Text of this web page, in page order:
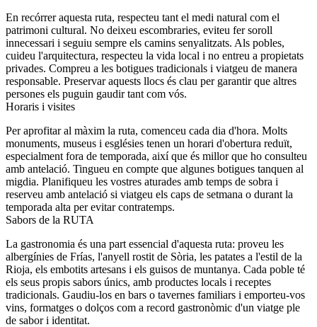
En recórrer aquesta ruta, respecteu tant el medi natural com el
patrimoni cultural. No deixeu escombraries, eviteu fer soroll
innecessari i seguiu sempre els camins senyalitzats. Als pobles,
cuideu l'arquitectura, respecteu la vida local i no entreu a propietats
privades. Compreu a les botigues tradicionals i viatgeu de manera
responsable. Preservar aquests llocs és clau per garantir que altres
persones els puguin gaudir tant com vós.
Horaris i visites
Per aprofitar al màxim la ruta, comenceu cada dia d'hora. Molts
monuments, museus i esglésies tenen un horari d'obertura reduït,
especialment fora de temporada, així que és millor que ho consulteu
amb antelació. Tingueu en compte que algunes botigues tanquen al
migdia. Planifiqueu les vostres aturades amb temps de sobra i
reserveu amb antelació si viatgeu els caps de setmana o durant la
temporada alta per evitar contratemps.
Sabors de la RUTA
La gastronomia és una part essencial d'aquesta ruta: proveu les
albergínies de Frías, l'anyell rostit de Sòria, les patates a l'estil de la
Rioja, els embotits artesans i els guisos de muntanya. Cada poble té
els seus propis sabors únics, amb productes locals i receptes
tradicionals. Gaudiu-los en bars o tavernes familiars i emporteu-vos
vins, formatges o dolços com a record gastronòmic d'un viatge ple
de sabor i identitat.